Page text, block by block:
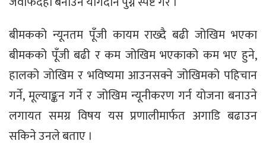
बीमकको न्यूनतम पूँजी कायम राख्दै बढी जोखिम भएका
बीमकको पूँजी बढी र कम जोखिम भएकाको कम भए हुने,
हालको जोखिम र भविष्यमा आउनसक्ने जोखिमको पहिचान
गर्ने, मूल्याङ्कन गर्ने र जोखिम न्यूनीकरण गर्न योजना बनाउने
लगायत समग्र विषय यस प्रणालीमार्फत अगाडि बढाउन
सकिने उनले बताए ।